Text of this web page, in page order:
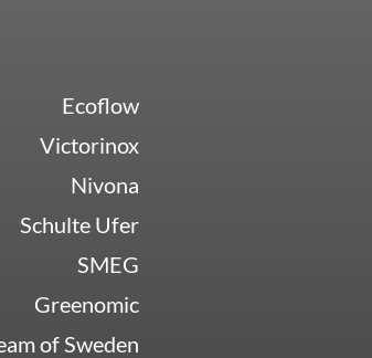
Ecoflow
Victorinox
Nivona
Schulte Ufer
SMEG
Greenomic
of Sweden